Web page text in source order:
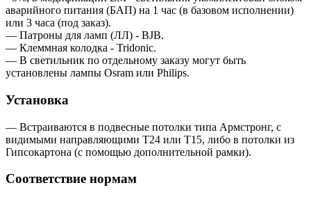
аварийного питания (БАП) на 1 час (в базовом исполнении)
или 3 часа (под заказ).
— Патроны для ламп (ЛЛ) - BJB.
— Клеммная колодка - Tridonic.
— В светильник по отдельному заказу могут быть
установлены лампы Osram или Philips.
Установка
— Встраиваются в подвесные потолки типа Армстронг, с
видимыми направляющими T24 или Т15, либо в потолки из
Гипсокартона (с помощью дополнительной рамки).
Соответствие нормам